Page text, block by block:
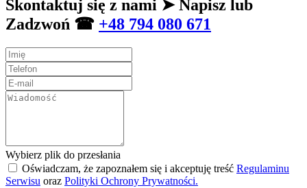
Skontaktuj się z nami ➤ Napisz lub
Zadzwoń ☎ +48 794 080 671
Wybierz plik do przesłania
Oświadczam, że zapoznałem się i akceptuję treść Regulaminu
Serwisu oraz Polityki Ochrony Prywatności.